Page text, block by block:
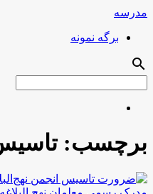
مدرسه
برگه نمونه
search
برچسب: